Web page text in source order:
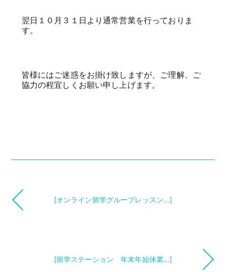
翌日１０月３１日より通常営業を行っておりま
す。
皆様にはご迷惑をお掛け致しますが、ご理解、ご
協力の程宜しくお願い申し上げます。
[オンライン留学グループレッスン…]
[留学ステーション 年末年始休業…]